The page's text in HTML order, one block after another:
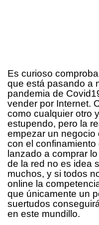
Es curioso
que está pasando a
pandemia de
vender por Internet.
como cualquier otro
estupendo, pero la
empezar un negocio
con el
lanzado a comprar
de la red no es idea
muchos, y si todos
online la
que únicamente un
suertudos
en este mundillo.